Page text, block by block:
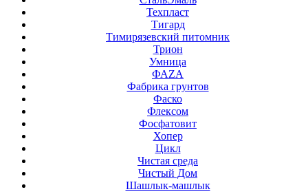
Техпласт
Тигард
Тимирязевский питомник
Трион
Умница
ФАZА
Фабрика грунтов
Фаско
Флексом
Фосфатовит
Хопер
Цикл
Чистая среда
Чистый Дом
Шашлык-машлык